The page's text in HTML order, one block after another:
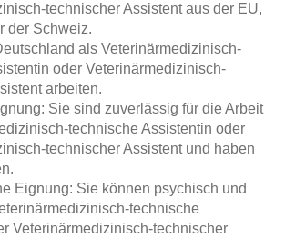
technischer Assistent aus der EU,
der Schweiz.
als Veterinärmedizinisch-
oder Veterinärmedizinisch-
arbeiten.
Sie sind zuverlässig für die Arbeit
technische Assistentin oder
technischer Assistent und haben
Eignung: Sie können psychisch und
technische
Veterinärmedizinisch-technischer